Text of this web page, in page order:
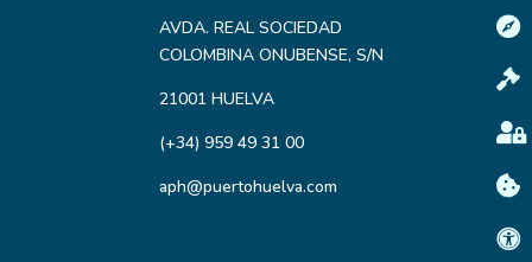
AVDA. REAL SOCIEDAD
COLOMBINA ONUBENSE, S/N
21001 HUELVA
(+34) 959 49 31 00
aph@puertohuelva.com




